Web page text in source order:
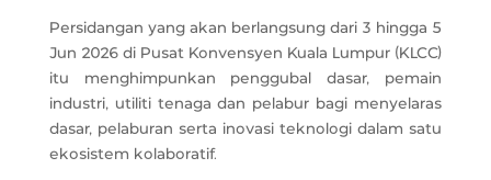
Persidangan yang akan berlangsung dari 3 hingga 5
Jun 2026 di Pusat Konvensyen Kuala Lumpur (KLCC)
itu menghimpunkan penggubal dasar, pemain
industri, utiliti tenaga dan pelabur bagi menyelaras
dasar, pelaburan serta inovasi teknologi dalam satu
ekosistem kolaboratif.